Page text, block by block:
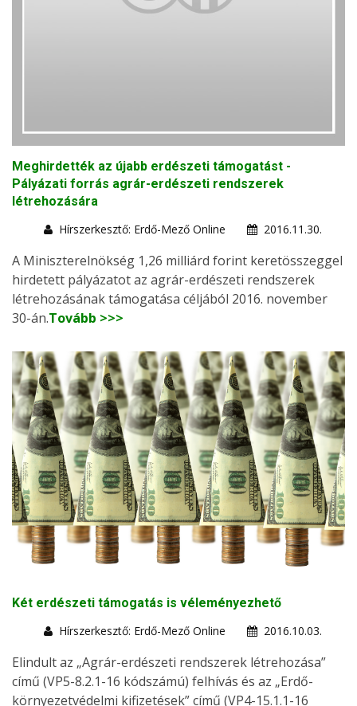
Meghirdették az újabb erdészeti támogatást -
Pályázati forrás agrár-erdészeti rendszerek
létrehozására
Hírszerkesztő: Erdő-Mező Online
2016.11.30.
A Miniszterelnökség 1,26 milliárd forint keretösszeggel
hirdetett pályázatot az agrár-erdészeti rendszerek
létrehozásának támogatása céljából 2016. november
30-án.Tovább >>>
Két erdészeti támogatás is véleményezhető
Hírszerkesztő: Erdő-Mező Online
2016.10.03.
Elindult az „Agrár-erdészeti rendszerek létrehozása”
című (VP5-8.2.1-16 kódszámú) felhívás és az „Erdő-
környezetvédelmi kifizetések” című (VP4-15.1.1-16